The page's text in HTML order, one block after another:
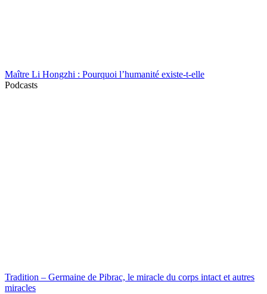
Maître Li Hongzhi : Pourquoi l’humanité existe-t-elle
Podcasts
Tradition – Germaine de Pibrac, le miracle du corps intact et autres
miracles